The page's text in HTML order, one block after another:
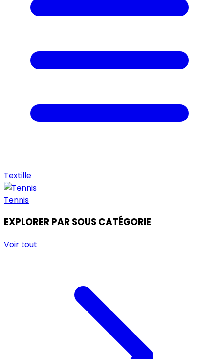
Textille
Tennis
EXPLORER PAR SOUS CATÉGORIE
Voir tout